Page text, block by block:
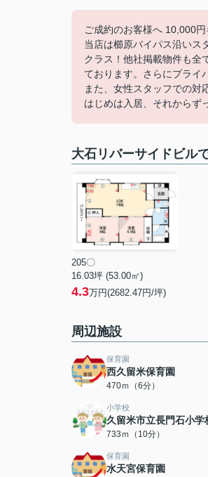
ご成約のお客様へ 10,000
当店は櫛原バイパス沿いス
クラス！他社掲載物件も全
ております。さらにプライ
また、女性スタッフでの対
はじめは入居、それからず
大石リバーサイドビル
205〇
16.03坪 (53.00㎡)
4.3万円(2682.47円/坪)
周辺施設
保育園
西久留米保育園
470ｍ（6分）
小学校
久留米市立長門石小学
733ｍ（10分）
保育園
水天宮保育園